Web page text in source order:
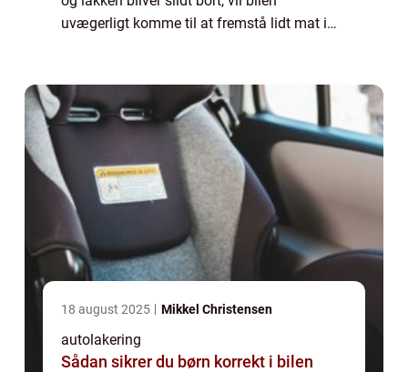
uvægerligt komme til at fremstå lidt mat i
18 august 2025 Mikkel Christensen
autolakering
Sådan sikrer du børn korrekt i bilen